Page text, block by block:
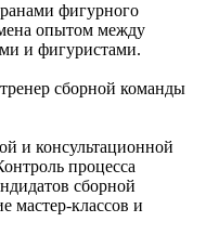
фигурного
опытом между
и фигуристами.
сборной команды
и консультационной
процесса
сборной
мастер-классов и